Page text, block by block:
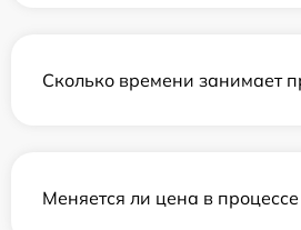
Сколько времени занимает
Меняется ли цена в